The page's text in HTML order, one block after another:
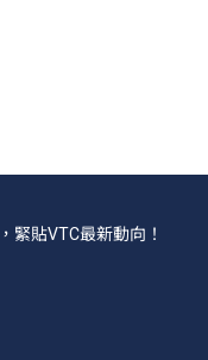
緊貼VTC最新動向！